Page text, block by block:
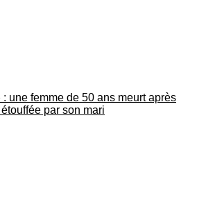
une femme de 50 ans meurt après
par son mari